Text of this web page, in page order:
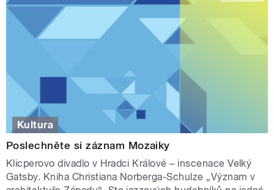
Kultura
Poslechněte si záznam Mozaiky
Klicperovo divadlo v Hradci Králové – inscenace Velký
Gatsby. Kniha Christiana Norberga-Schulze „Význam v